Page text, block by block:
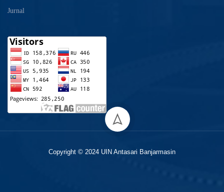
Jurnal
Copyright © 2024 UIN Antasari Banjarmasin